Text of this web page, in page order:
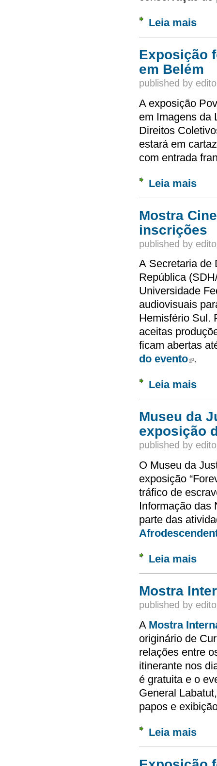
Leia mais
Exposição
em Belém
published by
A exposição
em Imagens da
Direitos
estará em
com entrada
Leia mais
Mostra
inscrições
published by
A Secretaria de
República
Universidade
audiovisuais
Hemisfério Sul.
aceitas
ficam abertas
do evento (link is
.
Leia mais
Museu da
exposição
published by
O Museu da
exposição
tráfico de
Informação das
parte das
Leia mais
Mostra
published by
A Mostra
originário de
relações entre
itinerante nos
é gratuita e o
General
papos e
Leia mais